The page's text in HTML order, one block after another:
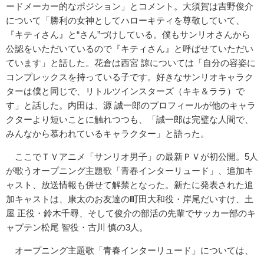
ードメーカー的なポジション」と コメント。大須賀は吉野俊介
について「勝利の女神としてハローキティを尊敬していて、
『キティさん』と“さん”づけしている。僕もサンリオさんから
公認をいただいているので『キティさん』と呼ばせていただい
ています」と話した。花倉は西宮 諒については「自分の容姿に
コンプレックスを持っている子です。 好きなサンリオキャラク
ターは僕と同じで、リトルツインスターズ （キキ＆ララ）で
す」と話した。内田は、源 誠一郎のプロフィールが他のキャラ
クターより短いことに触れつつ も、「誠一郎は完璧な人間で、
みんなから慕われているキャラクター」と語った。
ここでＴＶアニメ「サンリオ男子」の最新ＰＶが初公開。5人
が歌うオープニング主題歌「青春インターリュード」、追加キ
ャスト、 放送情報も併せて解禁となった。新たに発表された追
加キャストは 、康太のお友達の町田大和役・岸尾だいすけ、土
屋 正役・鈴木千尋、そして俊介の部活の先輩でサッカー部のキ
ャプテン松尾 智役・古川 慎の3人。
オープニング主題歌「青春インターリュード」については、